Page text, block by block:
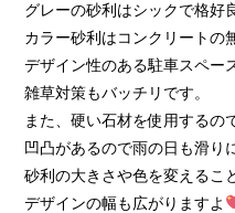
グレーの砂利はシックで格好
カラー砂利はコンクリートの
デザイン性のある駐車スペー
雑草対策もバッチリです。
また、硬い石材を使用するの
凹凸があるので雨の日も滑り
砂利の大きさや色を変えるこ
デザインの幅も広がりますよ